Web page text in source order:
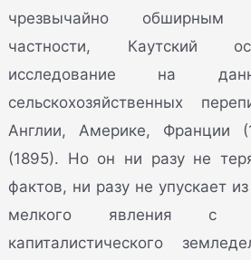
чрезвычайно
частности, Каутский
исследование на
сельскохозяйственных
Англии, Америке, Франции
(1895). Но он ни разу не
фактов, ни разу не упускает
мелкого явления с
капиталистического